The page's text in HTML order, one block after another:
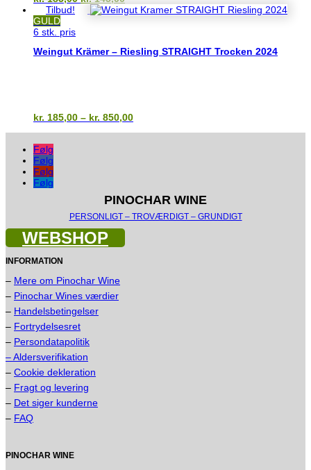
oprindeligeaktuelle
Tilbud!
GULD
6 stk. pris
Weingut Krämer – Riesling STRAIGHT Trocken 2024
kr. 185,00 – kr. 850,00Prisinterval:
Følg
Følg
Følg
Følg
PINOCHAR WINE
PERSONLIGT – TROVÆRDIGT – GRUNDIGT
WEBSHOP
INFORMATION
– Mere om Pinochar Wine
– Pinochar Wines værdier
– Handelsbetingelser
– Fortrydelsesret
– Persondatapolitik
– Aldersverifikation
– Cookie dekleration
– Fragt og levering
– Det siger kunderne
– FAQ
PINOCHAR WINE